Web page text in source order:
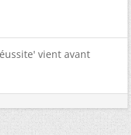
vient avant